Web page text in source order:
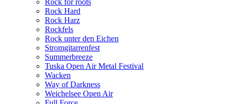
Rock for roots
Rock Hard
Rock Harz
Rockfels
Rock unter den Eichen
Stromgitarrenfest
Summerbreeze
Tuska Open Air Metal Festival
Wacken
Way of Darkness
Weichelsee Open Air